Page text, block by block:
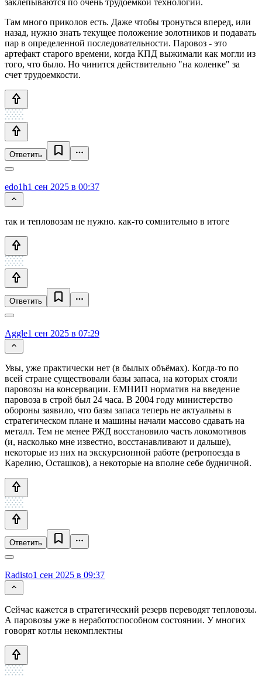
Там много приколов есть. Даже чтобы тронуться вперед, или
назад, нужно знать текущее положение золотников и подавать
пар в определенной последовательности. Паровоз - это
артефакт старого времени, когда КПД выжимали как могли из
того, что было. Но чинится действительно "на коленке" за
счет трудоемкости.
Ответить
edo1h1 сен 2025 в 00:37
так и тепловозам не нужно. как-то сомнительно в итоге
Ответить
Aggle1 сен 2025 в 07:29
Увы, уже практически нет (в былых объёмах). Когда-то по
всей стране существовали базы запаса, на которых стояли
паровозы на консервации. ЕМНИП норматив на введение
паровоза в строй был 24 часа. В 2004 году министерство
обороны заявило, что базы запаса теперь не актуальны в
стратегическом плане и машины начали массово сдавать на
металл. Тем не менее РЖД восстановило часть локомотивов
(и, насколько мне известно, восстанавливают и дальше),
некоторые из них на экскурсионной работе (ретропоезда в
Карелию, Осташков), а некоторые на вполне себе будничной.
Ответить
Radisto1 сен 2025 в 09:37
Сейчас кажется в стратегический резерв переводят тепловозы.
А паровозы уже в неработоспособном состоянии. У многих
говорят котлы некомплектны